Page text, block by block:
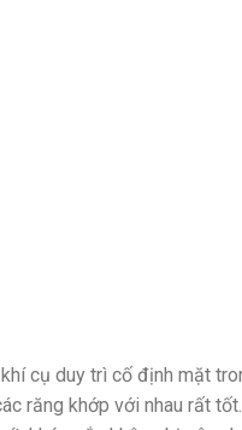
cụ duy trì cố định mặt
răng khớp với nhau rất